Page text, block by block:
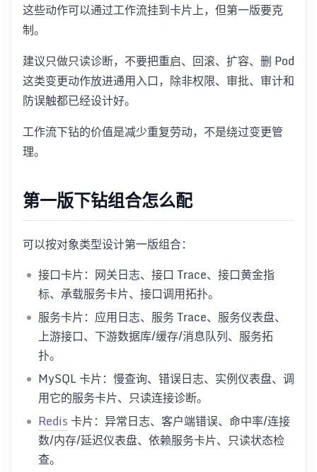
这些动作可以通过工作流挂到卡片上，但第一版要克
制。
建议只做只读诊断，不要把重启、回滚、扩容、删 Pod
这类变更动作放进通用入口，除非权限、审批、审计和
防误触都已经设计好。
工作流下钻的价值是减少重复劳动，不是绕过变更管
理。
第一版下钻组合怎么配
可以按对象类型设计第一版组合：
接口卡片：网关日志、接口 Trace、接口黄金指
标、承载服务卡片、接口调用拓扑。
服务卡片：应用日志、服务 Trace、服务仪表盘、
上游接口、下游数据库/缓存/消息队列、服务拓
扑。
MySQL 卡片：慢查询、错误日志、实例仪表盘、调
用它的服务卡片、只读连接诊断。
Redis卡片：异常日志、客户端错误、命中率/连接
数/内存/延迟仪表盘、依赖服务卡片、只读状态检
查。